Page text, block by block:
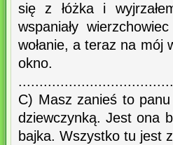
się z łóżka i
wspaniały
wołanie, a teraz na mój
okno.
C) Masz zanieś to
dziewczynką. Jest ona
bajka. Wszystko tu jest